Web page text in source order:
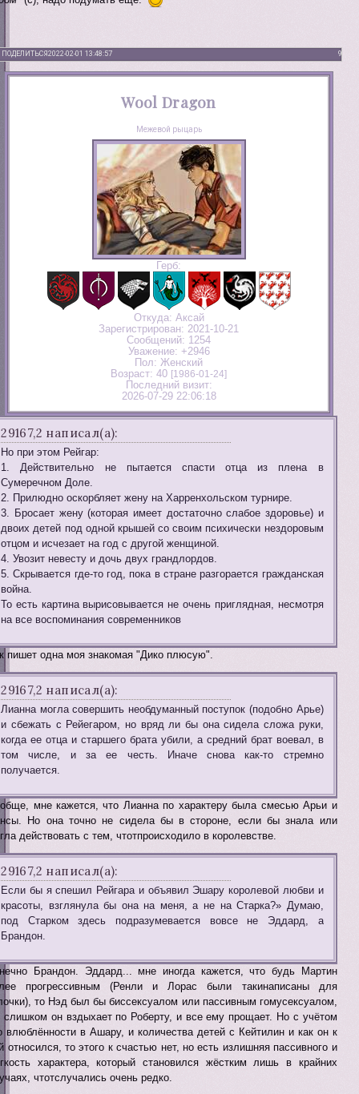
ПОДЕЛИТЬСЯ 9
2022-02-01 13:48:57
Wool Dragon
Межевой рыцарь
Герб:
Откуда: Аксай
Зарегистрирован: 2021-10-21
Сообщений: 1254
Уважение: +2946
Пол: Женский
Возраст: 40 [1986-01-24]
Последний визит:
2026-07-29 22:06:18
29167,2 написал(а):
Но при этом Рейгар:
1. Действительно не пытается спасти отца из плена в
Сумеречном Доле.
2. Прилюдно оскорбляет жену на Харренхольском турнире.
3. Бросает жену (которая имеет достаточно слабое здоровье) и
двоих детей под одной крышей со своим психически нездоровым
отцом и исчезает на год с другой женщиной.
4. Увозит невесту и дочь двух грандлордов.
5. Скрывается где-то год, пока в стране разгорается гражданская
война.
То есть картина вырисовывается не очень приглядная, несмотря
на все воспоминания современников
пишет одна моя знакомая "Дико плюсую".
29167,2 написал(а):
Лианна могла совершить необдуманный поступок (подобно Арье)
и сбежать с Рейегаром, но вряд ли бы она сидела сложа руки,
когда ее отца и старшего брата убили, а средний брат воевал, в
том числе, и за ее честь. Иначе снова как-то стремно
получается.
мне кажется, что Лианна по характеру была смесью Арьи и
Но она точно не сидела бы в стороне, если бы знала или
действовать с тем, чтотпроисходило в королевстве.
29167,2 написал(а):
Если бы я спешил Рейгара и объявил Эшару королевой любви и
красоты, взглянула бы она на меня, а не на Старка?» Думаю,
под Старком здесь подразумевается вовсе не Эддард, а
Брандон.
Брандон. Эддард... мне иногда кажется, что будь Мартин
прогрессивным (Ренли и Лорас были такинаписаны для
то Нэд был бы биссексуалом или пассивным гомусексуалом,
слишком он вздыхает по Роберту, и все ему прощает. Но с учётом
влюблённости в Ашару, и количества детей с Кейтилин и как он к
относился, то этого к счастью нет, но есть излишняя пассивного и
характера, который становился жёстким лишь в крайних
чтотслучались очень редко.